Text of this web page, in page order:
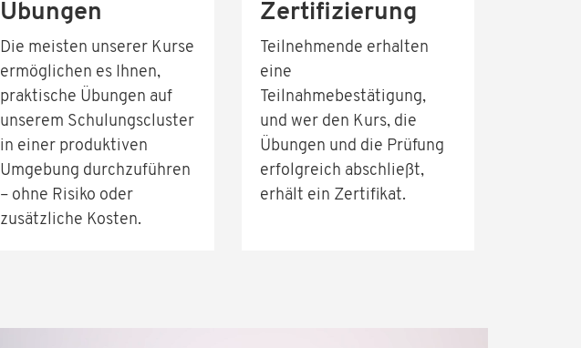
Übungen
Die meisten unserer Kurse
ermöglichen es Ihnen,
praktische Übungen auf
unserem Schulungscluster
in einer produktiven
Umgebung durchzuführen
– ohne Risiko oder
zusätzliche Kosten.
Zertifizierung
Teilnehmende erhalten
eine
Teilnahmebestätigung,
und wer den Kurs, die
Übungen und die Prüfung
erfolgreich abschließt,
erhält ein Zertifikat.